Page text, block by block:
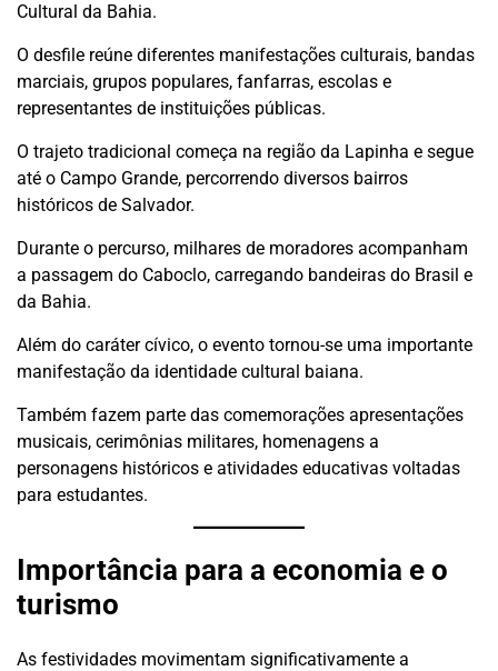
Cultural da Bahia.
O desfile reúne diferentes manifestações culturais, bandas
marciais, grupos populares, fanfarras, escolas e
representantes de instituições públicas.
O trajeto tradicional começa na região da Lapinha e segue
até o Campo Grande, percorrendo diversos bairros
históricos de Salvador.
Durante o percurso, milhares de moradores acompanham
a passagem do Caboclo, carregando bandeiras do Brasil e
da Bahia.
Além do caráter cívico, o evento tornou-se uma importante
manifestação da identidade cultural baiana.
Também fazem parte das comemorações apresentações
musicais, cerimônias militares, homenagens a
personagens históricos e atividades educativas voltadas
para estudantes.
Importância para a economia e o
turismo
As festividades movimentam significativamente a